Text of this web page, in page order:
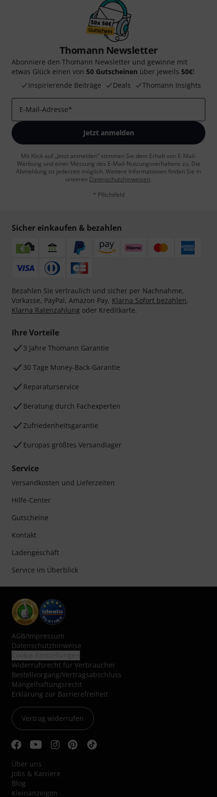
Thomann Newsletter
Abonniere den Thomann Newsletter und gewinne mit
etwas Glück einen von 50 Gutscheinen über jeweils 50€!
Inspirierende Beiträge
Deals Thomann Insights
E-Mail-Adresse*
Jetzt anmelden
Mit Klick auf „Jetzt anmelden“ stimmen Sie dem Erhalt von E-Mail-
Werbung und einer Messung des E-Mail-Nutzungsverhaltens zu. Die
Abmeldung ist jederzeit möglich. Weitere Informationen finden Sie in
unseren Datenschutzhinweisen.
* Pflichtfeld
Sicher einkaufen & bezahlen
Bezahlen Sie vertraulich und sicher per Nachnahme,
Vorkasse, PayPal, Amazon Pay, Klarna Sofort bezahlen,
Klarna Ratenzahlung oder Kreditkarte.
Ihre Vorteile
3 Jahre Thomann Garantie
30 Tage Money-Back-Garantie
Reparaturservice
Beratung durch Fachexperten
Zufriedenheitsgarantie
Europas größtes Versandlager
Service
Versandkosten und Lieferzeiten
Hilfe-Center
Gutscheine
Kontakt
Ladengeschäft
Service im Überblick
AGB/Impressum
Datenschutzhinweise
Widerrufsrecht für Verbraucher
Bestellvorgang/Vertragsabschluss
Mängelhaftungsrecht
Erklärung zur Barrierefreiheit
Vertrag widerrufen
Über uns
Jobs & Karriere
Blog
Kleinanzeigen